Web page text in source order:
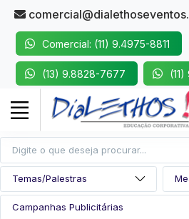
Comercial: (11) 9.4975-8811
(13) 9.8828-7677